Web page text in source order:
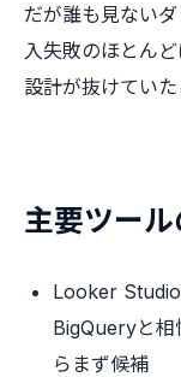
だが誰も見ない
入失敗のほとん
設計が抜けていた
主要ツー
Looker Studio
BigQueryと相
らまず候補